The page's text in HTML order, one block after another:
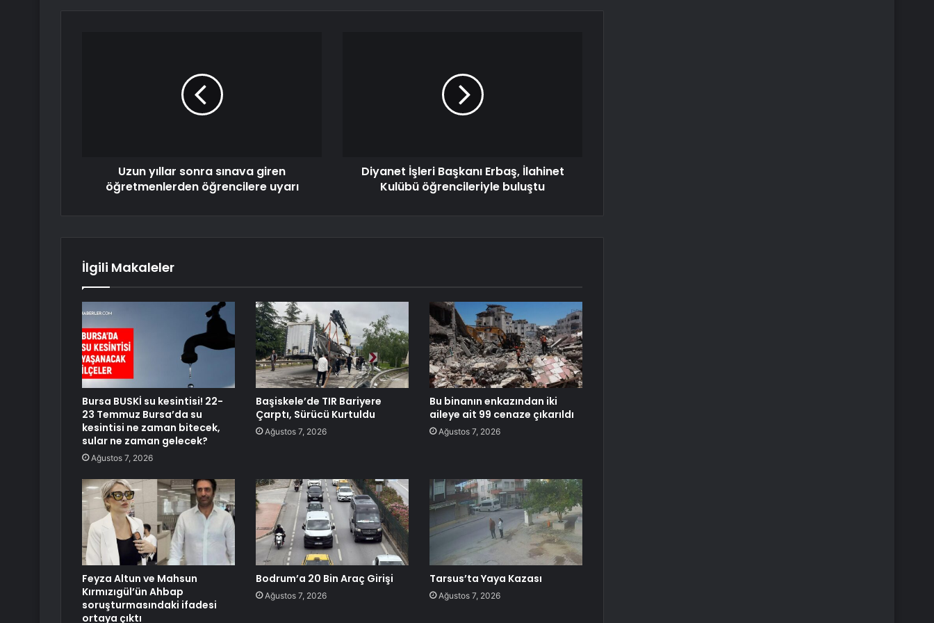
Uzun yıllar sonra sınava giren
öğretmenlerden öğrencilere uyarı
Diyanet İşleri Başkanı Erbaş, İlahinet
Kulübü öğrencileriyle buluştu
İlgili Makaleler
Bursa BUSKİ su kesintisi! 22-
23 Temmuz Bursa’da su
kesintisi ne zaman bitecek,
sular ne zaman gelecek?
Ağustos 7, 2026
Başiskele’de TIR Bariyere
Çarptı, Sürücü Kurtuldu
Ağustos 7, 2026
Bu binanın enkazından iki
aileye ait 99 cenaze çıkarıldı
Ağustos 7, 2026
Feyza Altun ve Mahsun
Kırmızıgül’ün Ahbap
soruşturmasındaki ifadesi
ortaya çıktı
Bodrum’a 20 Bin Araç Girişi
Ağustos 7, 2026
Tarsus’ta Yaya Kazası
Ağustos 7, 2026